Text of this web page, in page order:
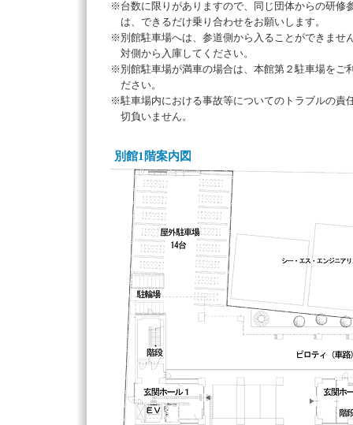
※台数に限りがありますので、同じ団体からの研修
は、できるだけ乗り合わせをお願いします。
※別館駐車場へは、参道側から入ることができませ
対側から入庫してください。
※別館駐車場が満車の場合は、本館第２駐車場をご
ださい。
※駐車場内における事故等についてのトラブルの責
切負いません。
別館1階案内図